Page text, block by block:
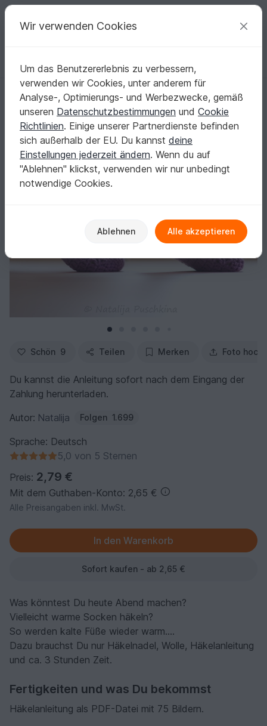
Deine kreativen Ideen
Deutsch | € (EUR) einloggen Kostenlos registrieren
Startseite Häkeln Damen Socken & Beinstulpen
Projekt für einen gemütlichen Abend – Winter Socken, Häkelanleitung
Projekt für einen gemütlichen Abend – Winter
Socken, Häkelanleitung
Schön 9 Teilen Merken Foto
Du kannst die Anleitung sofort nach dem Eingang der
Zahlung herunterladen.
Autor: Natalija Folgen 1.699
Sprache: Deutsch
5,0 von 5 Sternen
Preis: 2,79 €
Mit dem Guthaben-Konto: 2,65 €
Alle Preisangaben inkl. MwSt.
Sofort kaufen - ab 2,65 €
Was könntest Du heute Abend machen?
Vielleicht warme Socken häkeln?
So werden kalte Füße wieder warm....
Dazu brauchst Du nur Häkelnadel, Wolle, Häkelanleitung
und ca. 3 Stunden Zeit.
Fertigkeiten und was Du bekommst
Häkelanleitung als PDF-Datei mit 75 Bildern.
Wir verwenden Cookies
Um das Benutzererlebnis zu verbessern,
verwenden wir Cookies, unter anderem für
Analyse-, Optimierungs- und Werbezwecke, gemäß
unseren Datenschutzbestimmungen und Cookie
Richtlinien. Einige unserer Partnerdienste befinden
sich außerhalb der EU. Du kannst deine
Einstellungen jederzeit ändern. Wenn du auf
"Ablehnen" klickst, verwenden wir nur unbedingt
notwendige Cookies.
Ablehnen Alle akzeptieren